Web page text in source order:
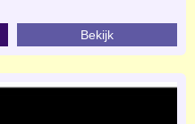
Bekijk